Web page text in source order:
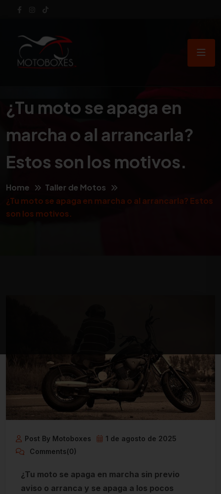
¿Tu moto se apaga en
marcha o al arrancarla?
Estos son los motivos.
Home
Taller de Motos
¿Tu moto se apaga en marcha o al arrancarla? Estos
son los motivos.
Post By Motoboxes
1 de agosto de 2025
Comments(0)
¿Tu moto se apaga en marcha sin previo
aviso o arranca y se apaga a los pocos